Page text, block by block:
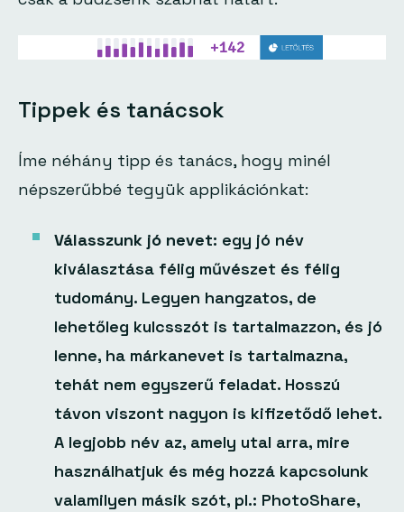
Tippek és tanácsok
Íme néhány tipp és tanács, hogy minél
népszerűbbé tegyük applikációnkat:
Válasszunk jó nevet: egy jó név
kiválasztása félig művészet és félig
tudomány. Legyen hangzatos, de
lehetőleg kulcsszót is tartalmazzon, és jó
lenne, ha márkanevet is tartalmazna,
tehát nem egyszerű feladat. Hosszú
távon viszont nagyon is kifizetődő lehet.
A legjobb név az, amely utal arra, mire
használhatjuk és még hozzá kapcsolunk
valamilyen másik szót, pl.: PhotoShare,